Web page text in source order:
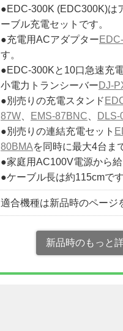
●EDC-300K (EDC300K)は
ーブル充電セットです。
●充電用ACアダプター
す。
●EDC-300Kと10口急速充
小電力トランシーバーDJ-
●別売りの充電スタンド
87W
EMS-87BNC DLS-
●別売りの連結充電セット
80BMAを同時に最大4台ま
●家庭用AC100V電源から給
●ケーブル長は約115cmで
適合機種は新品時のページ
新品時のもっと